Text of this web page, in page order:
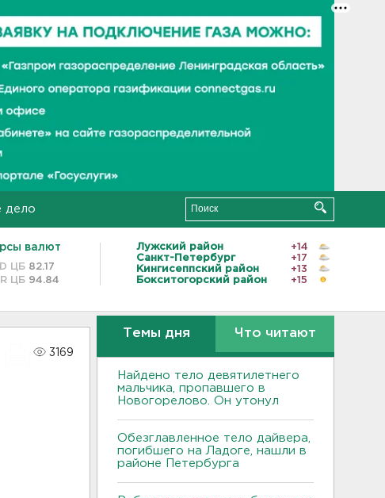
дело
валют
ЦБ 82.17
ЦБ 94.84
Лужский район
+14
Санкт-Петербург
+17
Кингисеппский район
+13
Бокситогорский район
+15
3169
Темы дня Что читают
Найдено тело девятилетнего
мальчика, пропавшего в
Новогорелово. Он утонул
Обезглавленное тело дайвера,
погибшего на Ладоге, нашли в
районе Петербурга